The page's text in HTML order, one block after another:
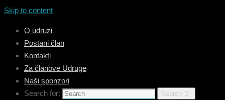
Skip to content
O udruzi
Postani član
Kontakti
Za članove Udruge
Naši sponzori
Search for:
Search